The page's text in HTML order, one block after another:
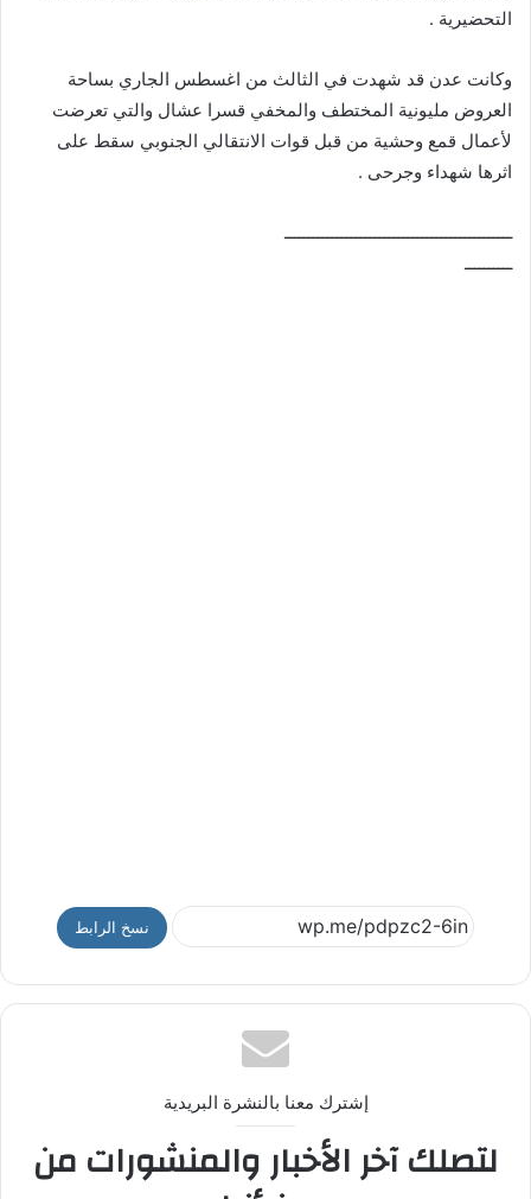
التحضيرية .
وكانت عدن قد شهدت في الثالث من اغسطس الجاري بساحة
العروض مليونية المختطف والمخفي قسرا عشال والتي تعرضت
لأعمال قمع وحشية من قبل قوات الانتقالي الجنوبي سقط على
اثرها شهداء وجرحى .
ــــــــــــــــــــــــــــــــــــــــــــــــ
ــــــــــ
نسخ الرابط
إشترك معنا بالنشرة البريدية
لتصلك آخر الأخبار والمنشورات من